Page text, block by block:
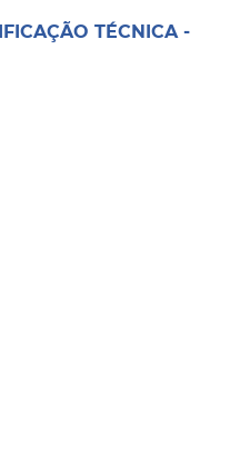
TÉCNICA -